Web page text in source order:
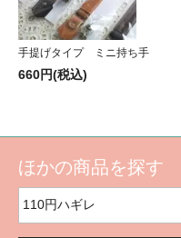
手提げタイプ ミニ持ち手
660円(税込)
ほかの商品を探す